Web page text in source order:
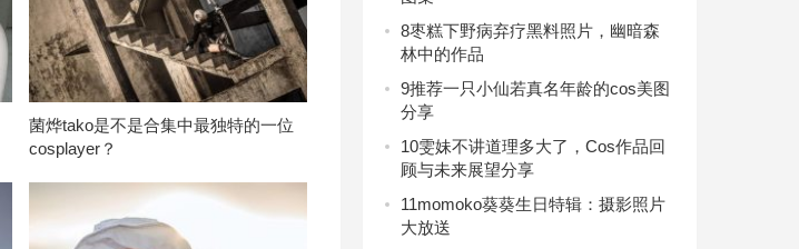
菌烨tako是不是合集中最独特的一位
cosplayer？
8枣糕下野病弃疗黑料照片，幽暗森
林中的作品
9推荐一只小仙若真名年龄的cos美图
分享
10雯妹不讲道理多大了，Cos作品回
顾与未来展望分享
11momoko葵葵生日特辑：摄影照片
大放送